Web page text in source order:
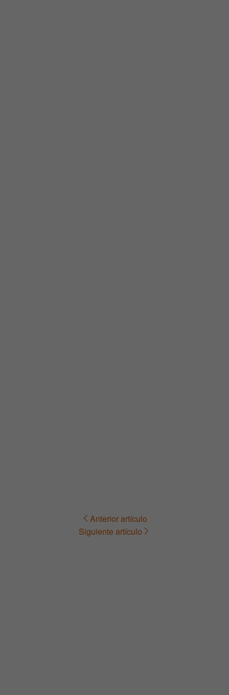
Navegación Anterior artículo
Siguiente artículo